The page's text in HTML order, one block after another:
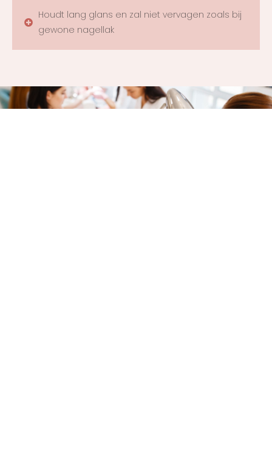
Houdt lang glans en zal niet vervagen zoals bij
gewone nagellak